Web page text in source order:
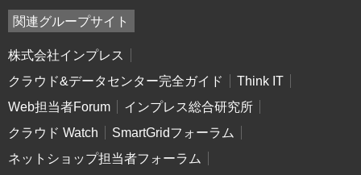
関連グループサイト
株式会社インプレス
クラウド&データセンター完全ガイド
Think IT
Web担当者Forum
インプレス総合研究所
クラウド Watch
SmartGridフォーラム
ネットショップ担当者フォーラム